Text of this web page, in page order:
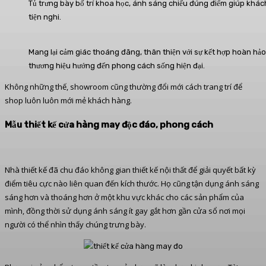
Tủ trưng bày bố trí khoa học, ánh sáng chiếu đúng điểm giúp
tiện nghi.
Mang lại cảm giác thoáng đãng, thân thiện với sự kết hợp hoàn
thương hiệu hướng đến phong cách sống hiện đại.
Không những thế, showroom cũng thường đổi mới cách trang trí để
shop luôn luôn mới mẻ khách hàng.
Mẫu thiết kế cửa hàng may độc đáo, phong cách
Nhà thiết kế đã chu đáo không gian thiết kế nội thất để giải quyết bất kỳ
điểm tiêu cực nào liên quan đến kích thước. Họ cũng tận dụng ánh sáng
sáng hơn và thoáng hơn ở một khu vực khác cho các sản phẩm của
mình, đồng thời sử dụng ánh sáng ít gay gắt hơn gần cửa sổ nơi mọi
người có thể nhìn thấy chúng trưng bày.